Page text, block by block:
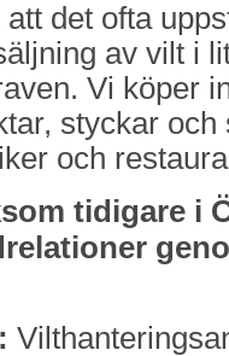
det ofta
av vilt i
Vi köper
styckar
och
tidigare i